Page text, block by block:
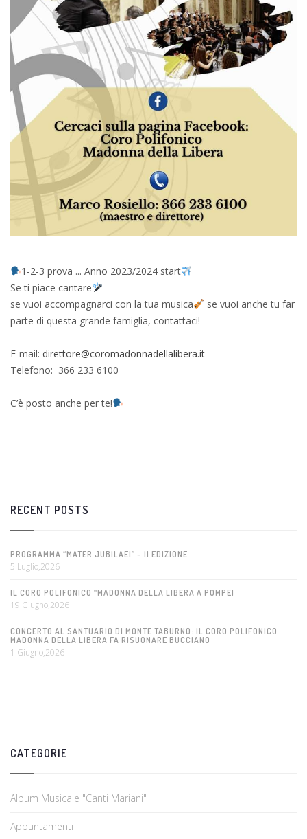
1-2-3 prova ... Anno 2023/2024 start
Se ti piace cantare
se vuoi accompagnarci con la tua musica
se vuoi anche tu far
parte di questa grande famiglia, contattaci!
E-mail: direttore@coromadonnadellalibera.it
Telefono: 366 233 6100
C’è posto anche per te!
RECENT POSTS
PROGRAMMA “MATER JUBILAEI” – II EDIZIONE
5 Luglio,2026
IL CORO POLIFONICO “MADONNA DELLA LIBERA A POMPEI
19 Giugno,2026
CONCERTO AL SANTUARIO DI MONTE TABURNO: IL CORO POLIFONICO
MADONNA DELLA LIBERA FA RISUONARE BUCCIANO
1 Giugno,2026
CATEGORIE
Album Musicale "Canti Mariani"
Appuntamenti